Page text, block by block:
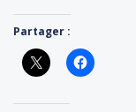
Partager :